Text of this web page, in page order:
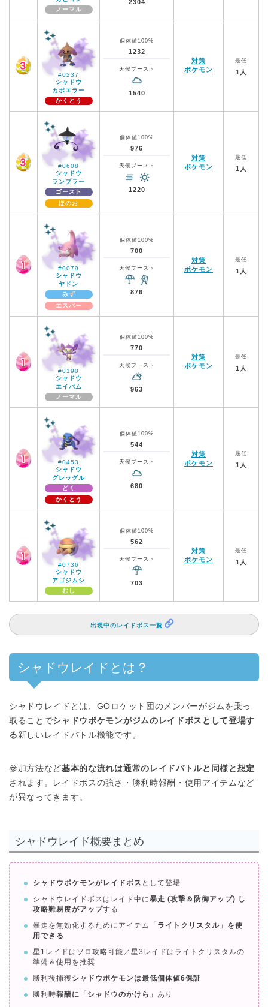
ノーマル
2304
#0237
シャドウ
カポエラー
かくとう
個体値100%
1232
天候ブースト
1540
対策
ポケモン
最低
1人
#0608
シャドウ
ランプラー
ゴースト
ほのお
個体値100%
976
天候ブースト
1220
対策
ポケモン
最低
1人
#0079
シャドウ
ヤドン
みず
エスパー
個体値100%
700
天候ブースト
876
対策
ポケモン
最低
1人
#0190
シャドウ
エイパム
ノーマル
個体値100%
770
天候ブースト
963
対策
ポケモン
最低
1人
#0453
シャドウ
グレッグル
どく
かくとう
個体値100%
544
天候ブースト
680
対策
ポケモン
最低
1人
#0736
シャドウ
アゴジムシ
むし
個体値100%
562
天候ブースト
703
対策
ポケモン
最低
1人
出現中のレイドボス一覧
シャドウレイドとは？
シャドウレイドとは、GOロケット団のメンバーがジムを乗っ
取ることでシャドウポケモンがジムのレイドボスとして登場す
る 新しいレイドバトル機能です。
参加方法など基本的な流れは通常のレイドバトルと同様と想定
されます。レイドボスの強さ・勝利時報酬・使用アイテムなど
が異なってきます。
シャドウレイド概要まとめ
シャドウポケモンがレイドボス として登場
シャドウレイドボスはレイド中に暴走 (攻撃＆防御アップ) し
攻略難易度がアップする
暴走を無効化するためにアイテム
「ライトクリスタル」を使
用できる
星1レイドはソロ攻略可能／星3レイドはライトクリスタルの
準備＆使用を推奨
勝利後捕獲シャドウポケモンは最低個体値6保証
勝利時報酬に「シャドウのかけら」 あり